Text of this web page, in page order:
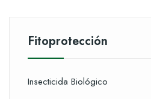
Fitoprotección
Insecticida Biológico